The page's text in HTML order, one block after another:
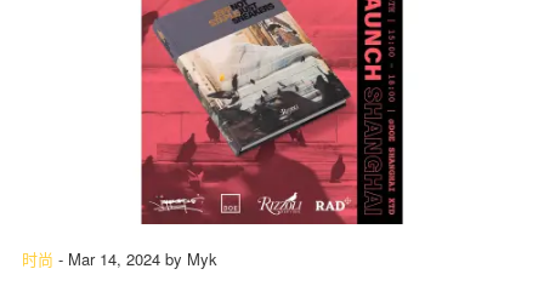
时 尚
球 鞋
生 活
科 技
时尚 - Mar 14, 2024 by Myk